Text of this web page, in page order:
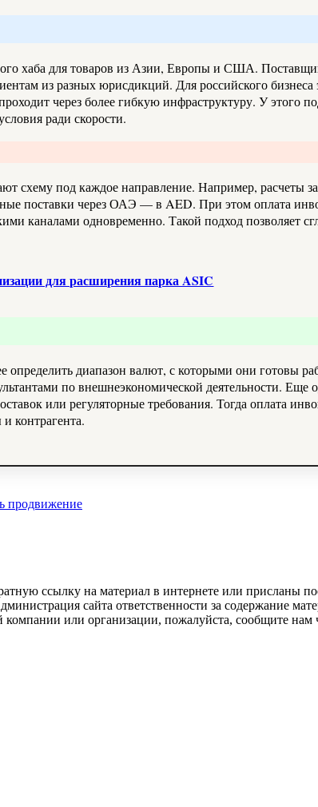
хаба для товаров из Азии, Европы и США.
из разных юрисдикций. Для российского
через более гибкую инфраструктуру. У этого
ради скорости.
схему под каждое направление. Например, расчеты
поставки через ОАЭ — в AED. При этом оплата
каналами одновременно. Такой подход позволяет
для расширения парка ASIC
диапазон валют, с которыми они готовы
по внешнеэкономической деятельности.
или регуляторные требования. Тогда оплата
контрагента.
продвижение
ссылку на материал в интернете или присланы
сайта ответственности за содержание
или организации, пожалуйста, сообщите нам